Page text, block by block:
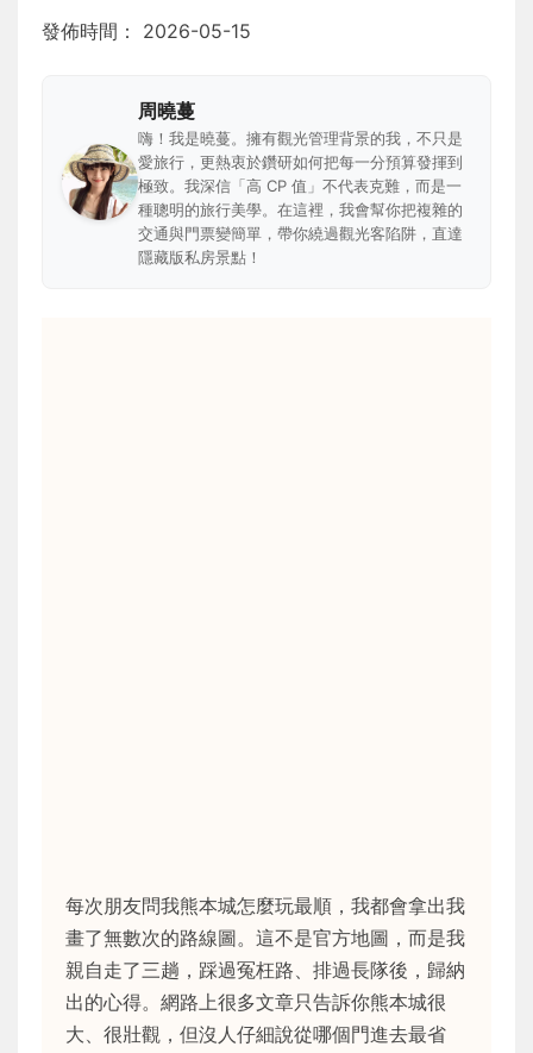
發佈時間： 2026-05-15
周曉蔓
嗨！我是曉蔓。擁有觀光管理背景的我，不只是
愛旅行，更熱衷於鑽研如何把每一分預算發揮到
極致。我深信「高 CP 值」不代表克難，而是一
種聰明的旅行美學。在這裡，我會幫你把複雜的
交通與門票變簡單，帶你繞過觀光客陷阱，直達
隱藏版私房景點！
每次朋友問我熊本城怎麼玩最順，我都會拿出我
畫了無數次的路線圖。這不是官方地圖，而是我
親自走了三趟，踩過冤枉路、排過長隊後，歸納
出的心得。網路上很多文章只告訴你熊本城很
大、很壯觀，但沒人仔細說從哪個門進去最省